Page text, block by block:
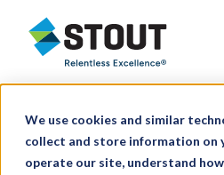
We use cookies and similar
collect and store information on
operate our site, understand
Stout Relentless Excellence